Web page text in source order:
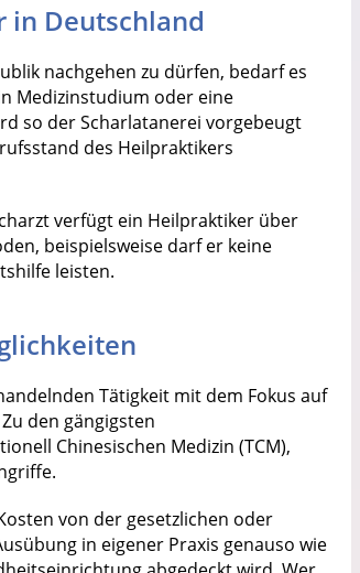
in Deutschland
nachgehen zu dürfen, bedarf es
Medizinstudium oder eine
so der Scharlatanerei vorgebeugt
des Heilpraktikers
verfügt ein Heilpraktiker über
beispielsweise darf er keine
leisten.
Tätigkeit mit dem Fokus auf
den gängigsten
Chinesischen Medizin (TCM),
von der gesetzlichen oder
in eigener Praxis genauso wie
Produkttester werden und Geld